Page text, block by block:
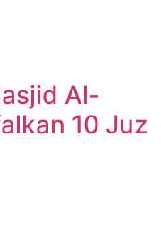
Al-
10 Juz